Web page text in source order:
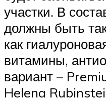
участки. В
должны быть
как
витамины,
вариант –
Helena